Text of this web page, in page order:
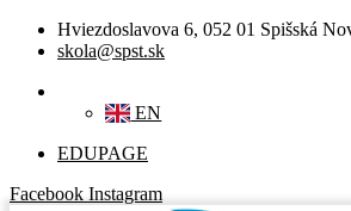
Hviezdoslavova 6, 052 01 Spišská
skola@spst.sk
EN
EDUPAGE
Facebook Instagram